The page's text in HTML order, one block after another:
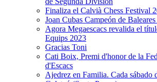
Finaliza el Calvià Chess Festival
Joan Cubas Campeón de
Agora Megaescacs revalida el
Equips 2023
Gracias Toni
Cati Boix, Premi d'honor de la
d'Escacs
Ajedrez en Familia. Cada sábado